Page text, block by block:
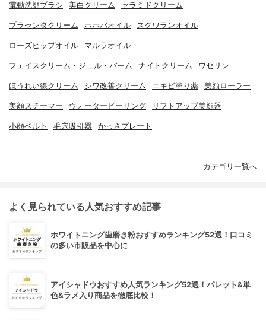
電動洗顔ブラシ 美白クリーム セラミドクリーム
プラセンタクリーム ホホバオイル スクワランオイル
ローズヒップオイル マルラオイル
フェイスクリーム・ジェル・バーム ナイトクリーム ワセリン
ほうれい線クリーム シワ改善クリーム ニキビ塗り薬 美顔ローラー
美顔スチーマー ウォーターピーリング リフトアップ美顔器
小顔ベルト 毛穴吸引器 かっさプレート
カテゴリ一覧へ
よく見られている人気おすすめ記事
ホワイトニング歯磨き粉おすすめランキング52選！口コミ
の多い市販品を中心に
アイシャドウおすすめ人気ランキング52選！パレット&単
色&ラメ入り商品を徹底比較！